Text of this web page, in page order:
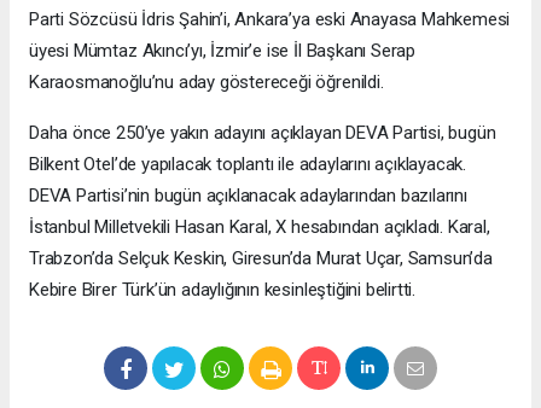
Parti Sözcüsü İdris Şahin’i, Ankara’ya eski Anayasa Mahkemesi
üyesi Mümtaz Akıncı’yı, İzmir’e ise İl Başkanı Serap
Karaosmanoğlu’nu aday göstereceği öğrenildi.
Daha önce 250’ye yakın adayını açıklayan DEVA Partisi, bugün
Bilkent Otel’de yapılacak toplantı ile adaylarını açıklayacak.
DEVA Partisi’nin bugün açıklanacak adaylarından bazılarını
İstanbul Milletvekili Hasan Karal, X hesabından açıkladı. Karal,
Trabzon’da Selçuk Keskin, Giresun’da Murat Uçar, Samsun’da
Kebire Birer Türk’ün adaylığının kesinleştiğini belirtti.